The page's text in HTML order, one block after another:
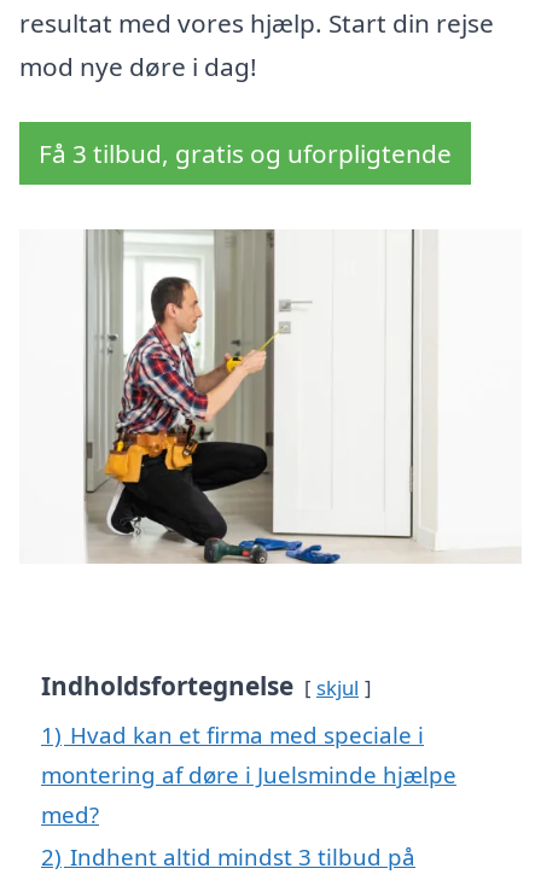
resultat med vores hjælp. Start din rejse
mod nye døre i dag!
Få 3 tilbud, gratis og uforpligtende
Indholdsfortegnelse skjul
1) Hvad kan et firma med speciale i
montering af døre i Juelsminde hjælpe
med?
2) Indhent altid mindst 3 tilbud på